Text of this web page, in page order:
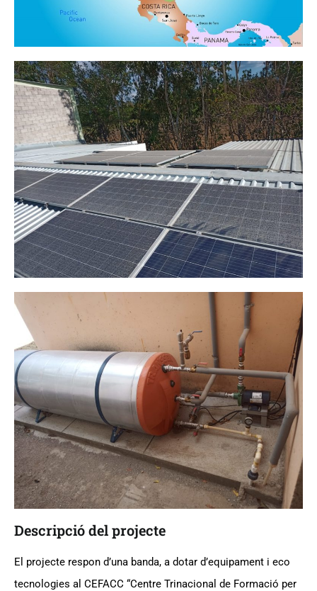
Descripció del projecte
El projecte respon d’una banda, a dotar d’equipament i eco
tecnologies al CEFACC “Centre Trinacional de Formació per